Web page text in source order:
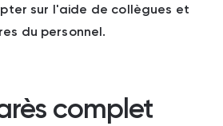
sur l'aide de collègues et
du personnel.
complet